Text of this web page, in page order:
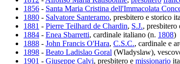
1856 - Santa Maria Cristina dell'Immacolata
1880 - Salvatore Santeramo, presbitero e storico
1881 - Pierre Teilhard de Chardin, S.J., presbitero
1884 - Enea Sbarretti, cardinale italiano (n. 1808)
1888 - John Francis O'Hara, C.S.C., cardinale e
1898 - Beato Ladislao Goral (Wladyslaw),
1901 - Giuseppe Calvi, presbitero e missionario